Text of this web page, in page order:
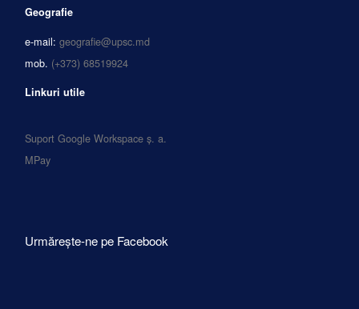
Geografie
e-mail: geografie@upsc.md
mob. (+373) 68519924
Linkuri utile
Suport Google Workspace ș. a.
MPay
Urmărește-ne pe Facebook